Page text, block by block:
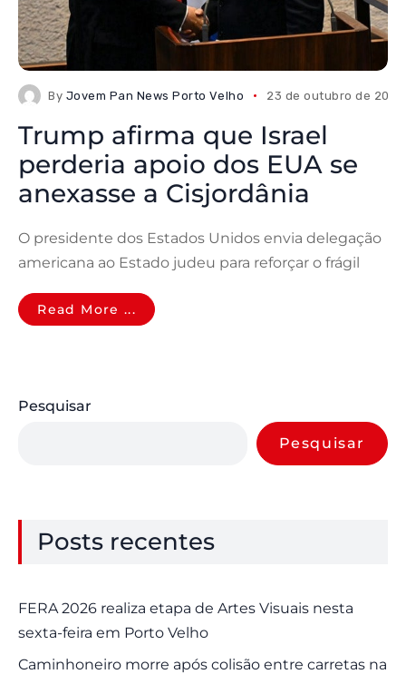
By Jovem Pan News Porto Velho 23 de outubro de 2025
Trump afirma que Israel
perderia apoio dos EUA se
anexasse a Cisjordânia
O presidente dos Estados Unidos envia delegação
americana ao Estado judeu para reforçar o frágil
Read More ...
Pesquisar
Pesquisar
Posts recentes
FERA 2026 realiza etapa de Artes Visuais nesta
sexta-feira em Porto Velho
Caminhoneiro morre após colisão entre carretas na